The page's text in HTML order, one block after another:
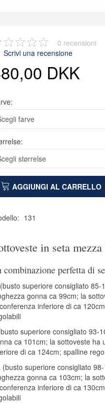
0 recensioni
Scrivi una recensione
DKK
AGGIUNGI AL CARRELLO
131
in seta
combinazione perfetta di
superiore consigliato 85-
gonna ca 99cm; la
inferiore di ca
superiore consigliato 93-
ca 101cm; la sottoveste ha
di ca 124cm; spalline
(busto superiore consigliato
gonna ca 103cm; la
inferiore di ca